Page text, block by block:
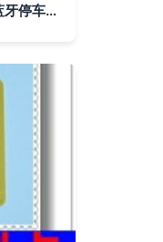
智慧通行革新者 旺龙智能与IC卡电梯及蓝牙停车场系统